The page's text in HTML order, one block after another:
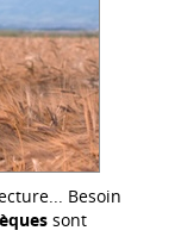
Besoin
sont